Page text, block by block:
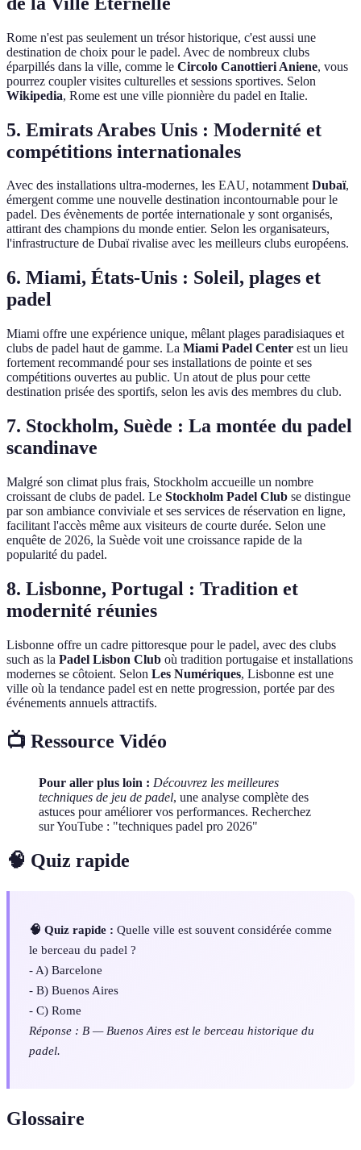
Rome n'est pas seulement un trésor historique, c'est aussi une
destination de choix pour le padel. Avec de nombreux clubs
éparpillés dans la ville, comme le Circolo Canottieri Aniene, vous
pourrez coupler visites culturelles et sessions sportives. Selon
Wikipedia, Rome est une ville pionnière du padel en Italie.
5. Emirats Arabes Unis : Modernité et
compétitions internationales
Avec des installations ultra-modernes, les EAU, notammentDubaï,
émergent comme une nouvelle destination incontournable pour le
padel. Des évènements de portée internationale y sont organisés,
attirant des champions du monde entier. Selon les organisateurs,
l'infrastructure de Dubaï rivalise avec les meilleurs clubs européens.
6. Miami, États-Unis : Soleil, plages et
padel
Miami offre une expérience unique, mêlant plages paradisiaques et
clubs de padel haut de gamme. La Miami Padel Center est un lieu
fortement recommandé pour ses installations de pointe et ses
compétitions ouvertes au public. Un atout de plus pour cette
destination prisée des sportifs, selon les avis des membres du club.
7. Stockholm, Suède : La montée du padel
scandinave
Malgré son climat plus frais, Stockholm accueille un nombre
croissant de clubs de padel. Le Stockholm Padel Club se distingue
par son ambiance conviviale et ses services de réservation en ligne,
facilitant l'accès même aux visiteurs de courte durée. Selon une
enquête de 2026, la Suède voit une croissance rapide de la
popularité du padel.
8. Lisbonne, Portugal : Tradition et
modernité réunies
Lisbonne offre un cadre pittoresque pour le padel, avec des clubs
such as la Padel Lisbon Club où tradition portugaise et installations
modernes se côtoient. Selon Les Numériques, Lisbonne est une
ville où la tendance padel est en nette progression, portée par des
événements annuels attractifs.
📺 Ressource Vidéo
Pour aller plus loin : Découvrez les meilleures
techniques de jeu de padel, une analyse complète des
astuces pour améliorer vos performances. Recherchez
sur YouTube : "techniques padel pro 2026"
🧠 Quiz rapide
🧠 Quiz rapide : Quelle ville est souvent considérée comme
le berceau du padel ?
- A) Barcelone
- B) Buenos Aires
- C) Rome
Réponse : B — Buenos Aires est le berceau historique du
padel.
Glossaire